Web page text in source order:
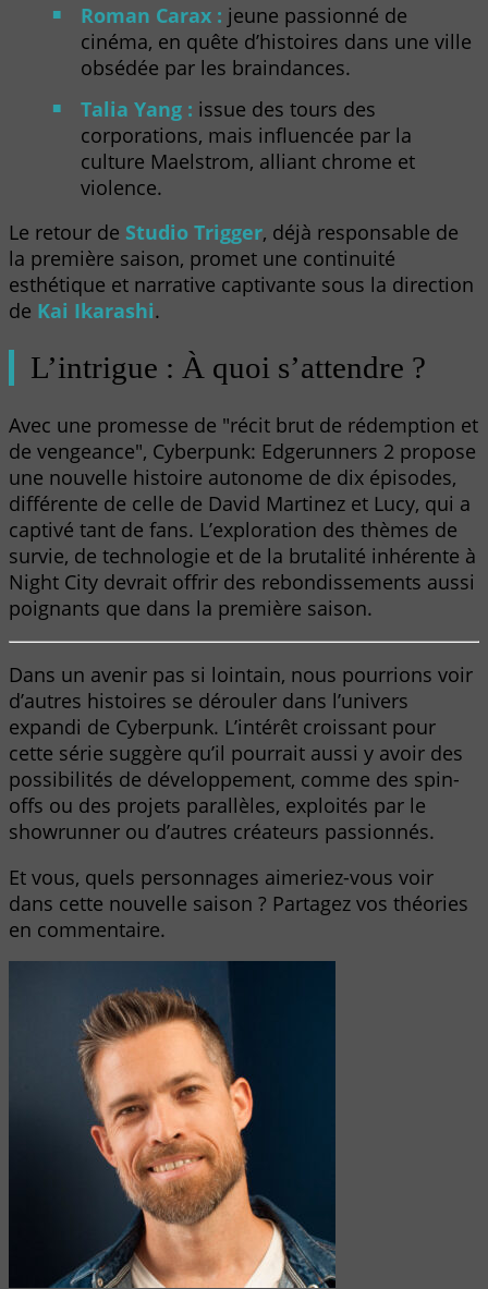
Roman Carax : jeune passionné de
cinéma, en quête d’histoires dans une ville
obsédée par les braindances.
Talia Yang : issue des tours des
corporations, mais influencée par la
culture Maelstrom, alliant chrome et
violence.
Le retour de Studio Trigger, déjà responsable de
la première saison, promet une continuité
esthétique et narrative captivante sous la direction
de Kai Ikarashi.
L’intrigue : À quoi s’attendre ?
Avec une promesse de "récit brut de rédemption et
de vengeance", Cyberpunk: Edgerunners 2 propose
une nouvelle histoire autonome de dix épisodes,
différente de celle de David Martinez et Lucy, qui a
captivé tant de fans. L’exploration des thèmes de
survie, de technologie et de la brutalité inhérente à
Night City devrait offrir des rebondissements aussi
poignants que dans la première saison.
Dans un avenir pas si lointain, nous pourrions voir
d’autres histoires se dérouler dans l’univers
expandi de Cyberpunk. L’intérêt croissant pour
cette série suggère qu’il pourrait aussi y avoir des
possibilités de développement, comme des spin-
offs ou des projets parallèles, exploités par le
showrunner ou d’autres créateurs passionnés.
Et vous, quels personnages aimeriez-vous voir
dans cette nouvelle saison ? Partagez vos théories
en commentaire.